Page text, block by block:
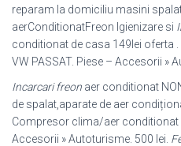
reparam la domiciliu masini
aerConditionatFreon Igienizare si
conditionat de casa 149lei
VW PASSAT. Piese – Accesorii »
Incarcari freon aer conditionat
de spalat, aparate de aer
Compresor clima/aer
Accesorii » Autoturisme. 500 lei.